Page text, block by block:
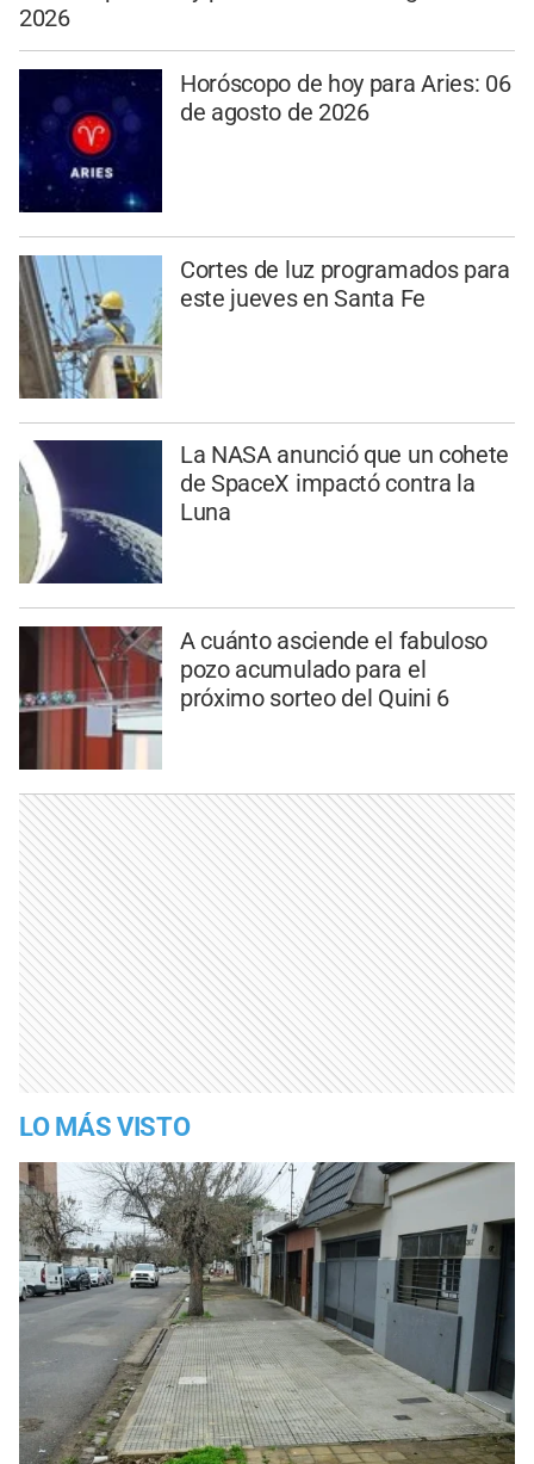
2026
Horóscopo de hoy para Aries: 06
de agosto de 2026
Cortes de luz programados para
este jueves en Santa Fe
La NASA anunció que un cohete
de SpaceX impactó contra la
Luna
A cuánto asciende el fabuloso
pozo acumulado para el
próximo sorteo del Quini 6
LO MÁS VISTO